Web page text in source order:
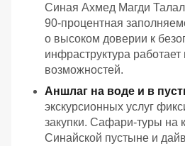
Синая Ахмед Магди
90-процентная
о высоком доверии к
инфраструктура
возможностей.
Аншлаг на воде и в
экскурсионных услуг
закупки. Сафари-туры на
Синайской пустыне и